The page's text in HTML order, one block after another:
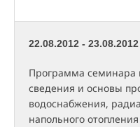
22.08.2012 - 23.08.2012
Программа семинара
сведения и основы
водоснабжения,
напольного